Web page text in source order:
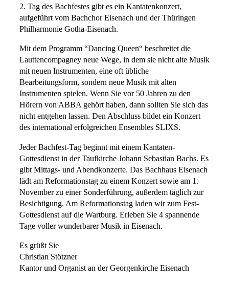
2. Tag des Bachfestes gibt es ein Kantatenkonzert,
aufgeführt vom Bachchor Eisenach und der Thüringen
Philharmonie Gotha-Eisenach.
Mit dem Programm “Dancing Queen“ beschreitet die
Lauttencompagney neue Wege, in dem sie nicht alte Musik
mit neuen Instrumenten, eine oft übliche
Bearbeitungsform, sondern neue Musik mit alten
Instrumenten spielen. Wenn Sie vor 50 Jahren zu den
Hörern von ABBA gehört haben, dann sollten Sie sich das
nicht entgehen lassen. Den Abschluss bildet ein Konzert
des international erfolgreichen Ensembles SLIXS.
Jeder Bachfest-Tag beginnt mit einem Kantaten-
Gottesdienst in der Taufkirche Johann Sebastian Bachs. Es
gibt Mittags- und Abendkonzerte. Das Bachhaus Eisenach
lädt am Reformationstag zu einem Konzert sowie am 1.
November zu einer Sonderführung, außerdem täglich zur
Besichtigung. Am Reformationstag laden wir zum Fest-
Gottesdienst auf die Wartburg. Erleben Sie 4 spannende
Tage voller wunderbarer Musik in Eisenach.
Es grüßt Sie
Christian Stötzner
Kantor und Organist an der Georgenkirche Eisenach